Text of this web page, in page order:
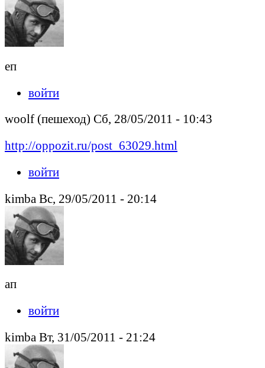
еп
войти
woolf (пешеход) Сб, 28/05/2011 - 10:43
http://oppozit.ru/post_63029.html
войти
kimba Вс, 29/05/2011 - 20:14
ап
войти
kimba Вт, 31/05/2011 - 21:24